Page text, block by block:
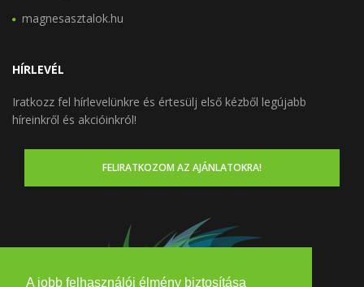
A jobb felhasználói élmény biztosítása
magnesasztalok.hu
HÍRLEVÉL
Iratkozz fel hírlevelünkre és értesülj első kézből legújabb
híreinkről és akcióinkról!
FELIRATKOZOM AZ AJÁNLATOKRA!